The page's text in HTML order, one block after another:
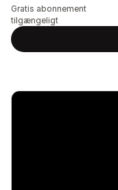
Gratis abonnement
tilgængeligt